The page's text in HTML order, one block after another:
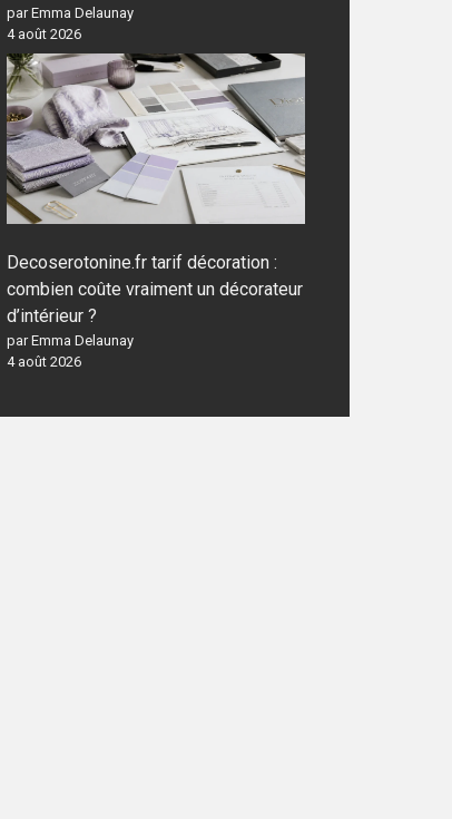
par Emma Delaunay
4 août 2026
Decoserotonine.fr tarif décoration :
combien coûte vraiment un décorateur
d’intérieur ?
par Emma Delaunay
4 août 2026